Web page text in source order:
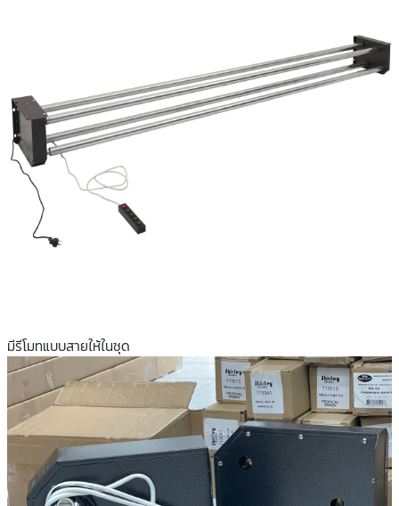
มีรีโมทแบบสายให้ในชุด